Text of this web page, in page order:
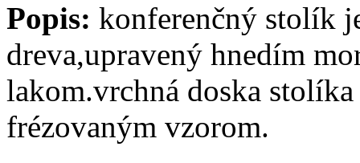
Popis: konferenčný stolík
dreva,upravený hnedím
lakom.vrchná doska
frézovaným vzorom.